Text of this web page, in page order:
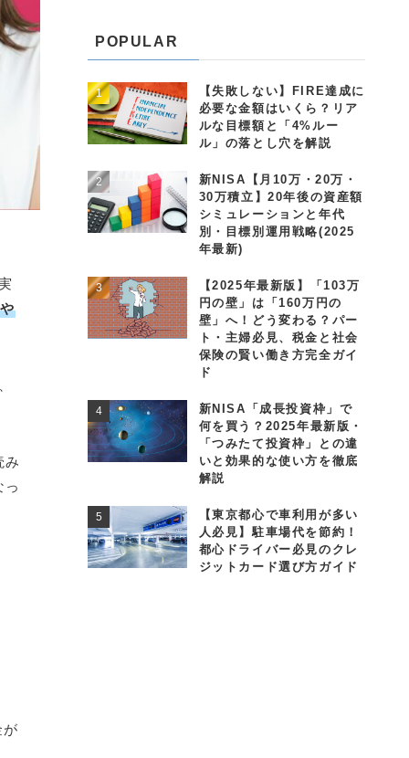
み
が
POPULAR
【失敗しない】FIRE達成に
必要な金額はいくら？リア
ルな目標額と「4%ルー
ル」の落とし穴を解説
新NISA【月10万・20万・
30万積立】20年後の資産額
シミュレーションと年代
別・目標別運用戦略(2025
年最新)
【2025年最新版】「103万
円の壁」は「160万円の
壁」へ！どう変わる？パー
ト・主婦必見、税金と社会
保険の賢い働き方完全ガイ
ド
新NISA「成長投資枠」で
何を買う？2025年最新版・
「つみたて投資枠」との違
いと効果的な使い方を徹底
解説
【東京都心で車利用が多い
人必見】駐車場代を節約！
都心ドライバー必見のクレ
ジットカード選び方ガイド